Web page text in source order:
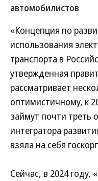
автомобилистов
«Концепция по
использования
транспорта в
утвержденная
рассматривает
оптимистичному, к
займут почти треть
интегратора
взяла на себя
Сейчас, в 2024 году,